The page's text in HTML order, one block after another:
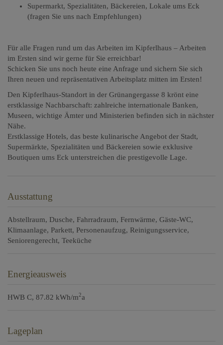
Supermarkt, Spezialitäten, Bäckereien, Lokale ums Eck
(fragen Sie uns nach Empfehlungen)
Für alle Fragen rund um das Arbeiten im Kipferlhaus – Arbeiten
im Ersten sind wir gerne für Sie erreichbar!
Schicken Sie uns noch heute eine Anfrage und sichern Sie sich
Ihren neuen und repräsentativen Arbeitsplatz mitten im Ersten!
Den Kipferlhaus-Standort in der Grünangergasse 8 krönt eine
erstklassige Nachbarschaft: zahlreiche internationale Banken,
Museen, wichtige Ämter und Ministerien befinden sich in nächster
Nähe.
Erstklassige Hotels, das beste kulinarische Angebot der Stadt,
Supermärkte, Spezialitäten und Bäckereien sowie exklusive
Boutiquen ums Eck unterstreichen die prestigevolle Lage.
Ausstattung
Abstellraum Dusche Fahrradraum Fernwärme Gäste-WC
Klimaanlage
Parkett Personenaufzug
Reinigungsservice
Seniorengerecht Teeküche
Energieausweis
HWB C, 87.82 kWh/m2a
Lageplan